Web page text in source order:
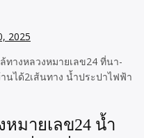
2025
างหลวงหมายเลข24 ที่นา-
นได้2เส้นทาง น้ำประปาไฟฟ้า
มายเลข24 น้ำ